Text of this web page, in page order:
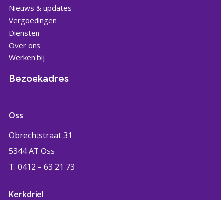
Nieuws & updates
Vergoedingen
Diensten
Over ons
Werken bij
Bezoekadres
Oss
Obrechtstraat 31
5344 AT Oss
T. 0412 – 63 21 73
Kerkdriel